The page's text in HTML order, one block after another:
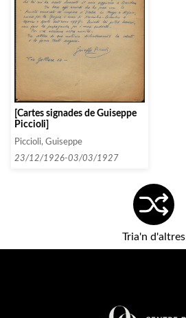
[Cartes signades de Guiseppe
Piccioli]
Piccioli, Guiseppe
23/12/1926-03/03/1927
Tria'n d'altres